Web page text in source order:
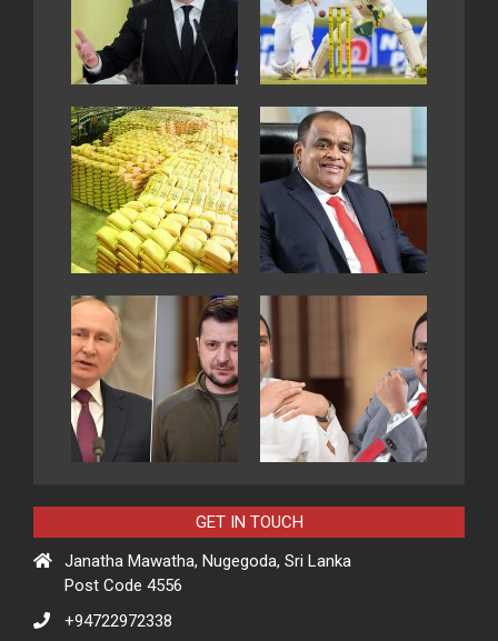
GET IN TOUCH
Janatha Mawatha, Nugegoda, Sri Lanka
Post Code 4556
+94722972338